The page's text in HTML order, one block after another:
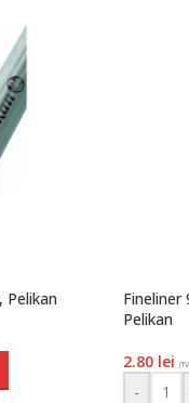
Pelikan
Fineliner
Pelikan
2.80 lei
-